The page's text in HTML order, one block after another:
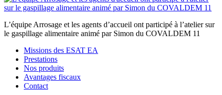
L’équipe Arrosage et les agents d’accueil ont participé à l’atelier sur
le gaspillage alimentaire animé par Simon du COVALDEM 11
Missions des ESAT EA
Prestations
Nos produits
Avantages fiscaux
Contact